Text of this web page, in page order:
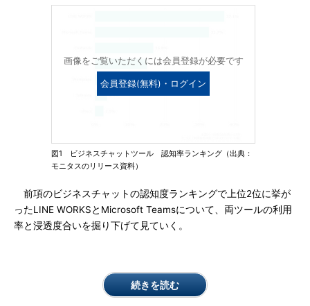
画像をご覧いただくには会員登録が必要です
会員登録(無料)・ログイン
図1 ビジネスチャットツール 認知率ランキング（出典：
モニタスのリリース資料）
前項のビジネスチャットの認知度ランキングで上位2位に挙が
ったLINE WORKSとMicrosoft Teamsについて、両ツールの利用
率と浸透度合いを掘り下げて見ていく。
続きを読む